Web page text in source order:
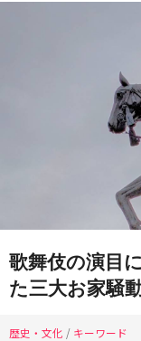
歌舞伎の演目
た三大お家騒
歴史・文化 / キーワード